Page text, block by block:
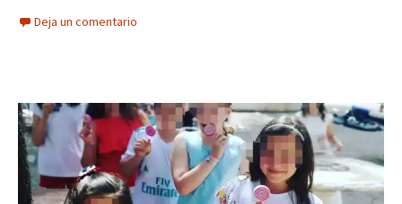
Deja un comentario